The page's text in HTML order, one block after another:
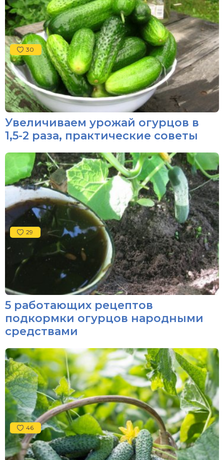
30
Увеличиваем урожай огурцов в
1,5-2 раза, практические советы
29
5 работающих рецептов
подкормки огурцов народными
средствами
46